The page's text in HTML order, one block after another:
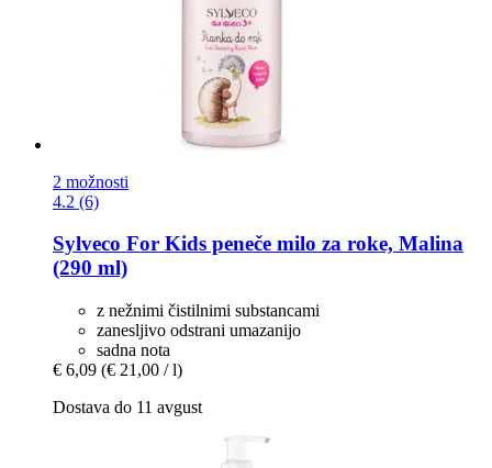
2 možnosti
4.2 (6)
Sylveco For Kids peneče milo za roke, Malina
(290 ml)
z nežnimi čistilnimi substancami
zanesljivo odstrani umazanijo
sadna nota
€ 6,09 (€ 21,00 / l)
Dostava do 11 avgust